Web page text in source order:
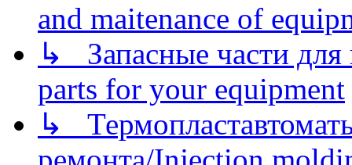
and maitenance of
↳ Запасные части для
parts for your equipment
↳